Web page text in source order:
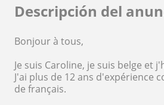
Descripción del
Bonjour à tous,
Je suis Caroline, je suis belge et
J'ai plus de 12 ans d'expérience
de français.